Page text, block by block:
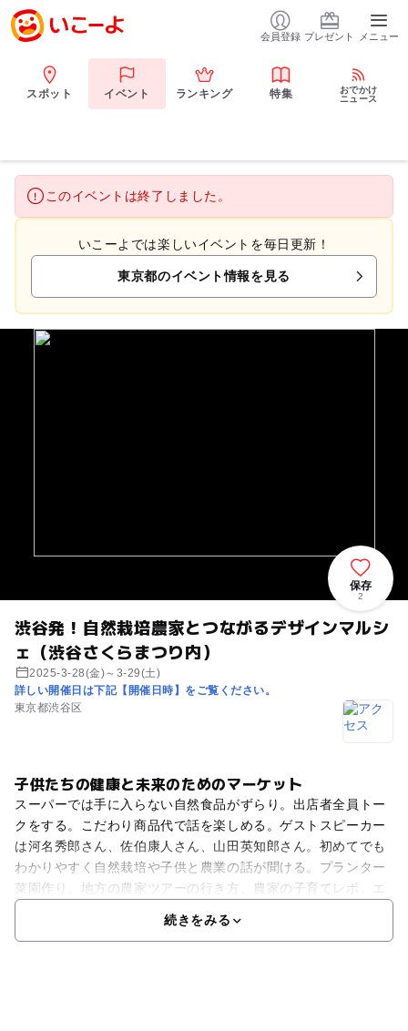
会員登録 プレゼント メニュー
スポット イベント ランキング 特集
おでかけ
ニュース
このイベントは終了しました。
いこーよでは楽しいイベントを毎日更新！
東京都のイベント情報を見る
渋谷発！自然栽培農家とつながるデザインマルシ
ェ（渋谷さくらまつり内）
2025-3-28(金)～3-29(土)
詳しい開催日は下記【開催日時】をご覧ください。
東京都渋谷区
保存
2
子供たちの健康と未来のためのマーケット
スーパーでは手に入らない自然食品がずらり。出店者全員トー
クをする。こだわり商品代で話を楽しめる。ゲストスピーカー
は河名秀郎さん、佐伯康人さん、山田英知郎さん。初めてでも
わかりやすく自然栽培や子供と農業の話が聞ける。プランター
菜園作り、地方の農家ツアーの行き方、農家の子育てレポ、エ
続きをみる